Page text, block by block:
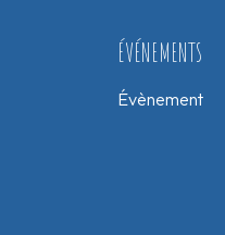
ÉVÉNEMENTS
Évènement